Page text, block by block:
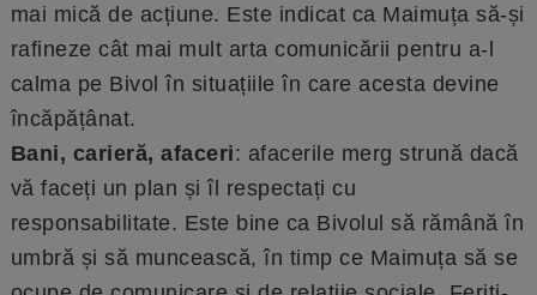
mai mică de acțiune. Este indicat ca Maimuța să-și
rafineze cât mai mult arta comunicării pentru a-l
calma pe Bivol în situațiile în care acesta devine
încăpățânat.
Bani, carieră, afaceri: afacerile merg strună dacă
vă faceți un plan și îl respectați cu
responsabilitate. Este bine ca Bivolul să rămână în
umbră și să muncească, în timp ce Maimuța să se